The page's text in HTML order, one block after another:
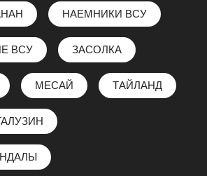
НАЕМНИКИ ВСУ
ВСУ ЗАСОЛКА
МЕСАЙ ТАЙЛАНД